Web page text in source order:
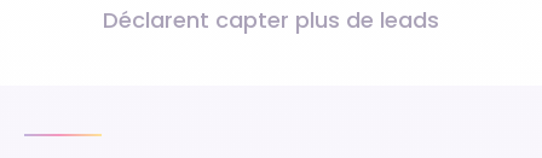
Déclarent capter plus de leads